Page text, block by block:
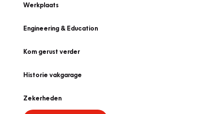
Werkplaats
Engineering & Education
Kom gerust verder
Historie vakgarage
Zekerheden